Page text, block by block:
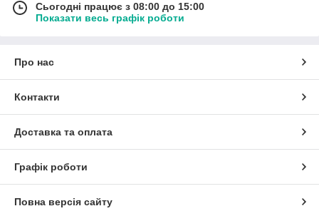
Сьогодні працює з 08:00 до 15:00
Показати весь графік роботи
Про нас
Контакти
Доставка та оплата
Графік роботи
Повна версія сайту